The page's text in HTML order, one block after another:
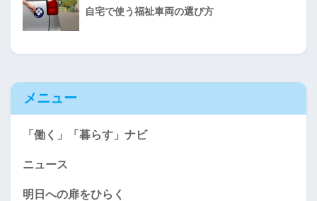
自宅で使う福祉車両の選び方
メニュー
「働く」「暮らす」ナビ
ニュース
明日への扉をひらく